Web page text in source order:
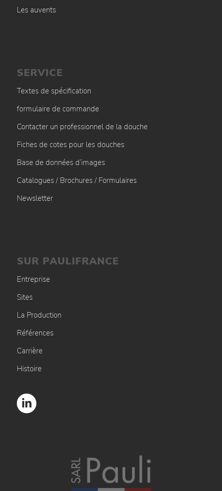
Les auvents
SERVICE
Textes de spécification
formulaire de commande
Contacter un professionnel de la douche
Fiches de cotes pour les douches
Base de données d’images
Catalogues / Brochures / Formulaires
Newsletter
SUR PAULIFRANCE
Entreprise
Sites
La Production
Références
Carrière
Histoire